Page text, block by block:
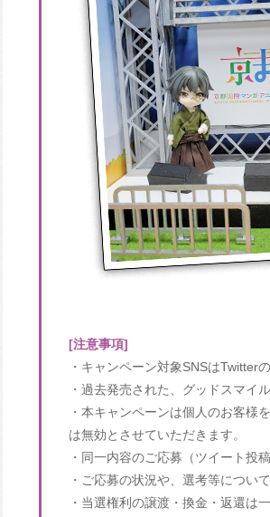
[注意事項]
・キャンペーン対象SNSはTwitter
・過去発売された、グッドスマイ
・本キャンペーンは個人のお客様
は無効とさせていただきます。
・同一内容のご応募（ツイート投
・ご応募の状況や、選考等につい
・当選権利の譲渡・換金・返還は